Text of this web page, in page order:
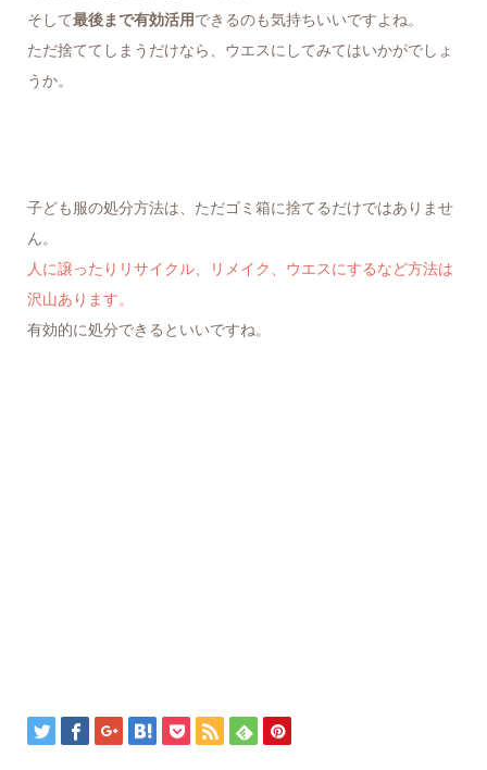
そして最後まで有効活用できるのも気持ちいいですよね。
ただ捨ててしまうだけなら、ウエスにしてみてはいかがでしょ
うか。
子ども服の処分方法は、ただゴミ箱に捨てるだけではありませ
ん。
人に譲ったりリサイクル、リメイク、ウエスにするなど方法は
沢山あります。
有効的に処分できるといいですね。